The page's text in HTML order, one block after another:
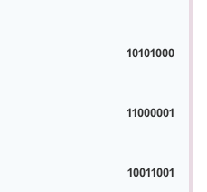
10101000
11000001
10011001